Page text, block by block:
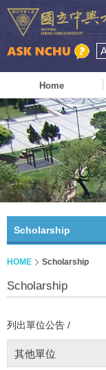
Home
Scholarship
HOME Scholarship
Scholarship
列出單位公告 /
其他單位